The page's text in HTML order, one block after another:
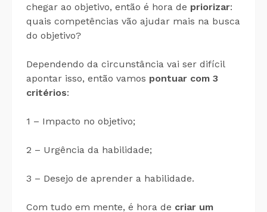
chegar ao objetivo, então é hora de priorizar:
quais competências vão ajudar mais na busca
do objetivo?
Dependendo da circunstância vai ser difícil
apontar isso, então vamos pontuar com 3
critérios:
1 – Impacto no objetivo;
2 – Urgência da habilidade;
3 – Desejo de aprender a habilidade.
Com tudo em mente, é hora de criar um